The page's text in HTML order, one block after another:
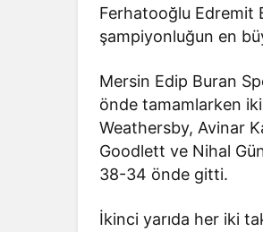
Ferhatooğlu Edremit
şampiyonluğun en
Mersin Edip Buran
önde tamamlarken
Weathersby, Avinar
Goodlett ve Nihal
38-34 önde gitti.
İkinci yarıda her iki